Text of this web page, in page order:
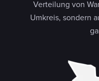
Verteilung von
Umkreis, sondern